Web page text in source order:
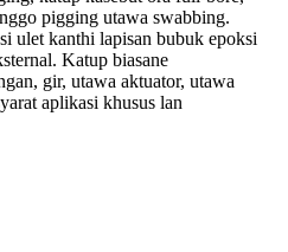
pigging utawa swabbing.
ulet kanthi lapisan bubuk epoksi
Katup biasane
gir, utawa aktuator, utawa
aplikasi khusus lan